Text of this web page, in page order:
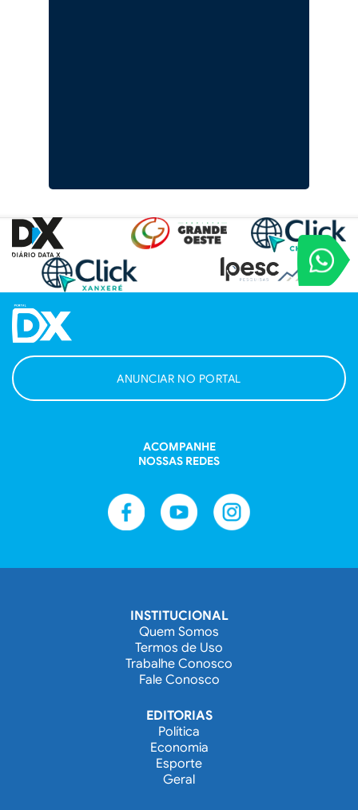
VOCÊ
Entre em
ANUNCIAR NO PORTAL
ACOMPANHE
NOSSAS REDES
INSTITUCIONAL
Quem Somos
Termos de Uso
Trabalhe Conosco
Fale Conosco
EDITORIAS
Política
Economia
Esporte
Geral